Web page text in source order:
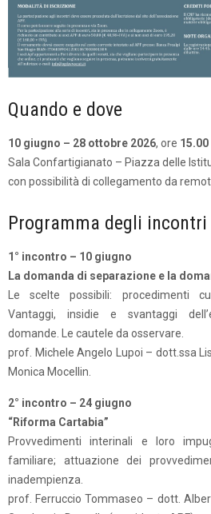
Quando e dove
10 giugno – 28 ottobre 2026, ore
Sala Confartigianato – Piazza delle
con possibilità di collegamento da
Programma degli incontri
1° incontro – 10 giugno
La domanda di separazione e la
Le scelte possibili: procedimenti
Vantaggi, insidie e svantaggi
domande. Le cautele da osservare.
prof. Michele Angelo Lupoi – dott.ssa
Monica Mocellin.
2° incontro – 24 giugno
“Riforma Cartabia”
Provvedimenti interinali e loro
familiare; attuazione dei
inadempienza.
prof. Ferruccio Tommaseo – dott.